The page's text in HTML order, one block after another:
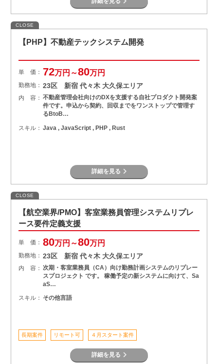
CLOSE
【PHP】不動産テックシステム開発
単 価： 72万円～80万円
勤務地： 23区 新宿 代々木 大久保エリア
内 容： 不動産管理会社向けのDXを支援する自社プロダクト開発案
件です。申込から契約、回収までをワンストップで管理す
るBtoB…
スキル： Java , JavaScript , PHP , Rust
詳細を見る
CLOSE
【航空業界/PMO】客室業務員管理システムリプレ
ース要件定義支援
単 価： 80万円～80万円
勤務地： 23区 新宿 代々木 大久保エリア
内 容： 次期・客室業務員（CA）向け勤務計画システムのリプレー
スプロジェクト です。 稼働予定の新システムに向けて、Sa
aS…
スキル： その他言語
長期案件 リモート可 ４月スタート案件
詳細を見る